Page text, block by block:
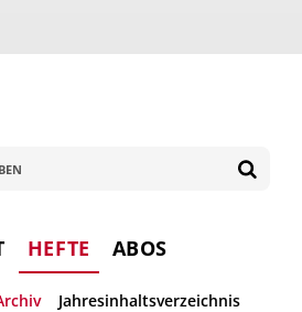
HEFTE ABOS
Jahresinhaltsverzeichnis